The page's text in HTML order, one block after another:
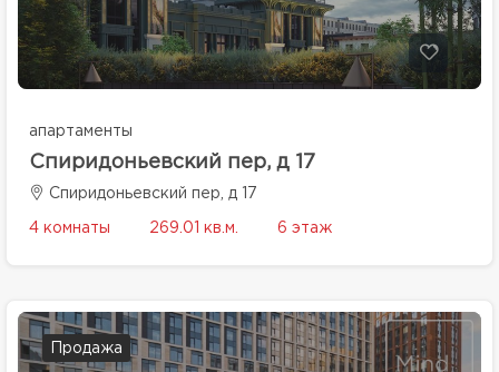
апартаменты
Спиридоньевский пер, д 17
Спиридоньевский пер, д 17
4 комнаты 269.01 кв.м. 6 этаж
Продажа